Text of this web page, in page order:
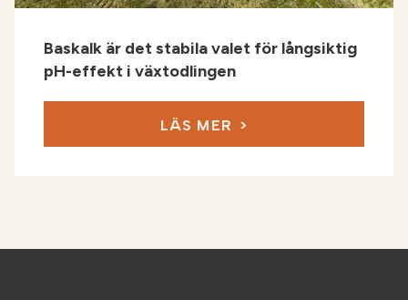
Baskalk är det stabila valet för långsiktig
pH-effekt i växtodlingen
LÄS MER